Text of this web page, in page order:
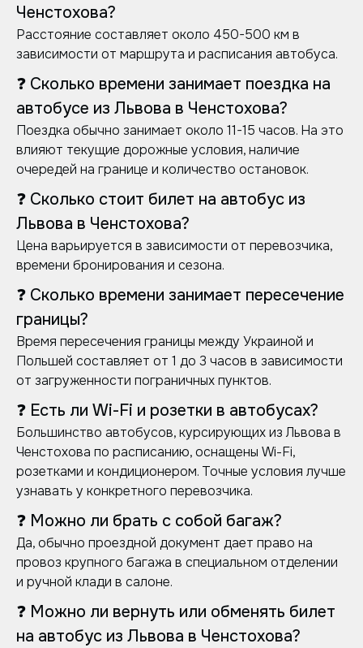
Ченстохова?
Расстояние составляет около 450-500 км в
зависимости от маршрута и расписания автобуса.
❓ Сколько времени занимает поездка на
автобусе из Львова в Ченстохова?
Поездка обычно занимает около 11-15 часов. На это
влияют текущие дорожные условия, наличие
очередей на границе и количество остановок.
❓ Сколько стоит билет на автобус из
Львова в Ченстохова?
Цена варьируется в зависимости от перевозчика,
времени бронирования и сезона.
❓ Сколько времени занимает пересечение
границы?
Время пересечения границы между Украиной и
Польшей составляет от 1 до 3 часов в зависимости
от загруженности пограничных пунктов.
❓ Есть ли Wi-Fi и розетки в автобусах?
Большинство автобусов, курсирующих из Львова в
Ченстохова по расписанию, оснащены Wi-Fi,
розетками и кондиционером. Точные условия лучше
узнавать у конкретного перевозчика.
❓ Можно ли брать с собой багаж?
Да, обычно проездной документ дает право на
провоз крупного багажа в специальном отделении
и ручной клади в салоне.
❓ Можно ли вернуть или обменять билет
на автобус из Львова в Ченстохова?